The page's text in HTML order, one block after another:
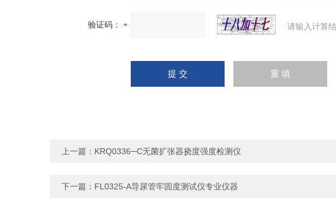
验证码： 请输入计算
上一篇： KRQ0336─C无菌扩张器挠度强度检测仪
下一篇： FL0325-A导尿管牢固度测试仪专业仪器